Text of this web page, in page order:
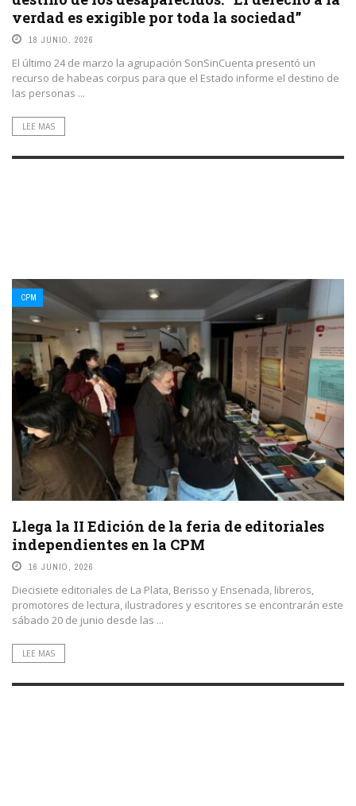
verdad es exigible por toda la sociedad”
18 JUNIO, 2026
El último 24 de marzo la agrupación SonSinCuenta presentó un
recurso de habeas corpus para que el Estado informe el destino de
las personas ...
LEE MAS
CPM
Llega la II Edición de la feria de editoriales
independientes en la CPM
16 JUNIO, 2026
Diecisiete editoriales de La Plata, Berisso y Ensenada, libreros,
promotores de lectura, ilustradores y escritores se encontrarán este
sábado 20 de junio desde las ...
LEE MAS